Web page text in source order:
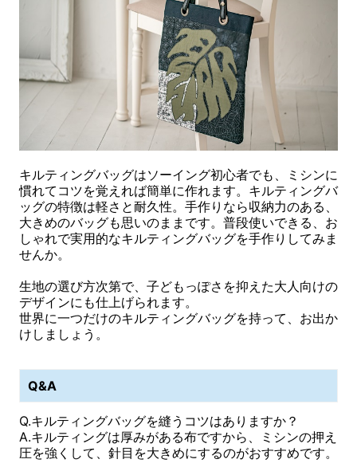
キルティングバッグはソーイング初心者でも、ミシンに
慣れてコツを覚えれば簡単に作れます。キルティングバ
ッグの特徴は軽さと耐久性。手作りなら収納力のある、
大きめのバッグも思いのままです。普段使いできる、お
しゃれで実用的なキルティングバッグを手作りしてみま
せんか。
生地の選び方次第で、子どもっぽさを抑えた大人向けの
デザインにも仕上げられます。
世界に一つだけのキルティングバッグを持って、お出か
けしましょう。
Q&A
Q.キルティングバッグを縫うコツはありますか？
A.キルティングは厚みがある布ですから、ミシンの押え
圧を強くして、針目を大きめにするのがおすすめです。